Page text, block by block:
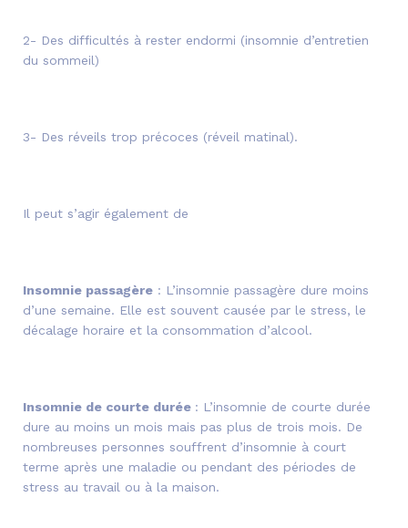
2- Des difficultés à rester endormi (insomnie d’entretien
du sommeil)
3- Des réveils trop précoces (réveil matinal).
Il peut s’agir également de
Insomnie passagère : L’insomnie passagère dure moins
d’une semaine. Elle est souvent causée par le stress, le
décalage horaire et la consommation d’alcool.
Insomnie de courte durée : L’insomnie de courte durée
dure au moins un mois mais pas plus de trois mois. De
nombreuses personnes souffrent d’insomnie à court
terme après une maladie ou pendant des périodes de
stress au travail ou à la maison.